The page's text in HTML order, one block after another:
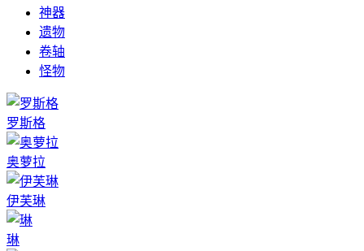
神器
遗物
卷轴
怪物
罗斯格
奥萝拉
伊芙琳
琳